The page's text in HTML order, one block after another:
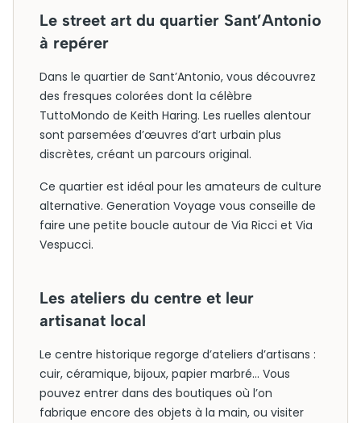
Le street art du quartier Sant’Antonio
à repérer
Dans le quartier de Sant’Antonio, vous découvrez
des fresques colorées dont la célèbre
TuttoMondo de Keith Haring. Les ruelles alentour
sont parsemées d’œuvres d’art urbain plus
discrètes, créant un parcours original.
Ce quartier est idéal pour les amateurs de culture
alternative. Generation Voyage vous conseille de
faire une petite boucle autour de Via Ricci et Via
Vespucci.
Les ateliers du centre et leur
artisanat local
Le centre historique regorge d’ateliers d’artisans :
cuir, céramique, bijoux, papier marbré… Vous
pouvez entrer dans des boutiques où l’on
fabrique encore des objets à la main, ou visiter